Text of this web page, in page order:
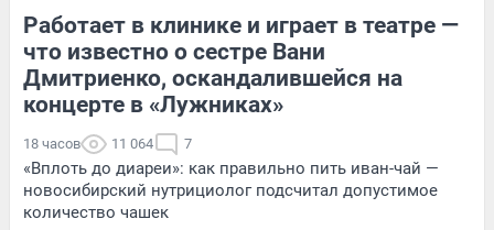
Работает в клинике и играет в театре —
что известно о сестре Вани
Дмитриенко, оскандалившейся на
концерте в «Лужниках»
18 часов 11 064 7
«Вплоть до диареи»: как правильно пить иван-чай —
новосибирский нутрициолог подсчитал допустимое
количество чашек